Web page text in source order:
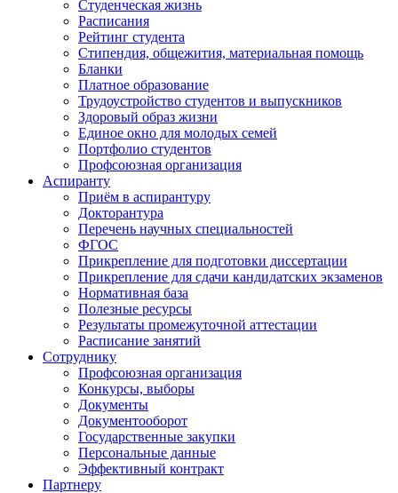
Студенческая жизнь
Расписания
Рейтинг студента
Стипендия, общежития, материальная помощь
Бланки
Платное образование
Трудоустройство студентов и выпускников
Здоровый образ жизни
Единое окно для молодых семей
Портфолио студентов
Профсоюзная организация
Аспиранту
Приём в аспирантуру
Докторантура
Перечень научных специальностей
ФГОС
Прикрепление для подготовки диссертации
Прикрепление для сдачи кандидатских экзаменов
Нормативная база
Полезные ресурсы
Результаты промежуточной аттестации
Расписание занятий
Сотруднику
Профсоюзная организация
Конкурсы, выборы
Документы
Документооборот
Государственные закупки
Персональные данные
Эффективный контракт
Партнеру